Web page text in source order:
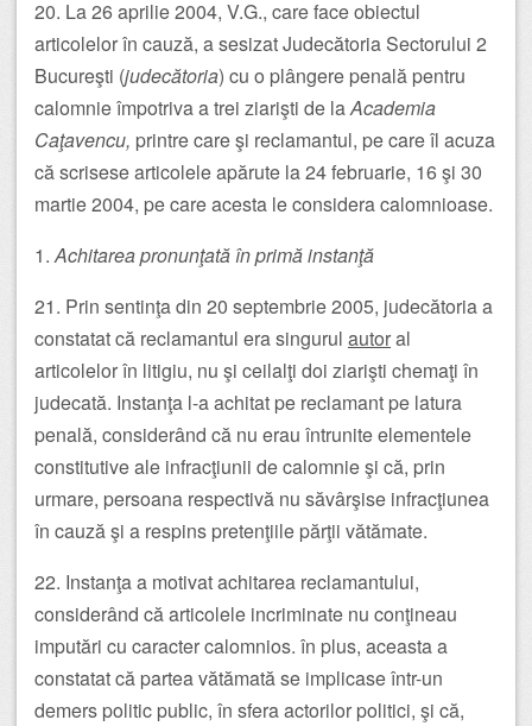
20. La 26 aprilie 2004, V.G., care face obiectul
articolelor în cauză, a sesizat Judecătoria Sectorului 2
Bucureşti (judecătoria) cu o plângere penală pentru
calomnie împotriva a trei ziarişti de laAcademia
Caţavencu, printre care şi reclamantul, pe care îl acuza
că scrisese articolele apărute la 24 februarie, 16 şi 30
martie 2004, pe care acesta le considera calomnioase.
1.Achitarea pronunţată în primă instanţă
21. Prin sentinţa din 20 septembrie 2005, judecătoria a
constatat că reclamantul era singurul autoral
articolelor în litigiu, nu şi ceilalţi doi ziarişti chemaţi în
judecată. Instanţa l-a achitat pe reclamant pe latura
penală, considerând că nu erau întrunite elementele
constitutive ale infracţiunii de calomnie şi că, prin
urmare, persoana respectivă nu săvârşise infracţiunea
în cauză şi a respins pretenţiile părţii vătămate.
22. Instanţa a motivat achitarea reclamantului,
considerând că articolele incriminate nu conţineau
imputări cu caracter calomnios. în plus, aceasta a
constatat că partea vătămată se implicase într-un
demers politic public, în sfera actorilor politici, şi că,